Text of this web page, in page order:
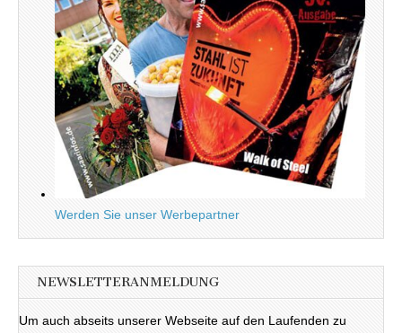
Werden Sie unser Werbepartner
NEWSLETTERANMELDUNG
Um auch abseits unserer Webseite auf den Laufenden zu